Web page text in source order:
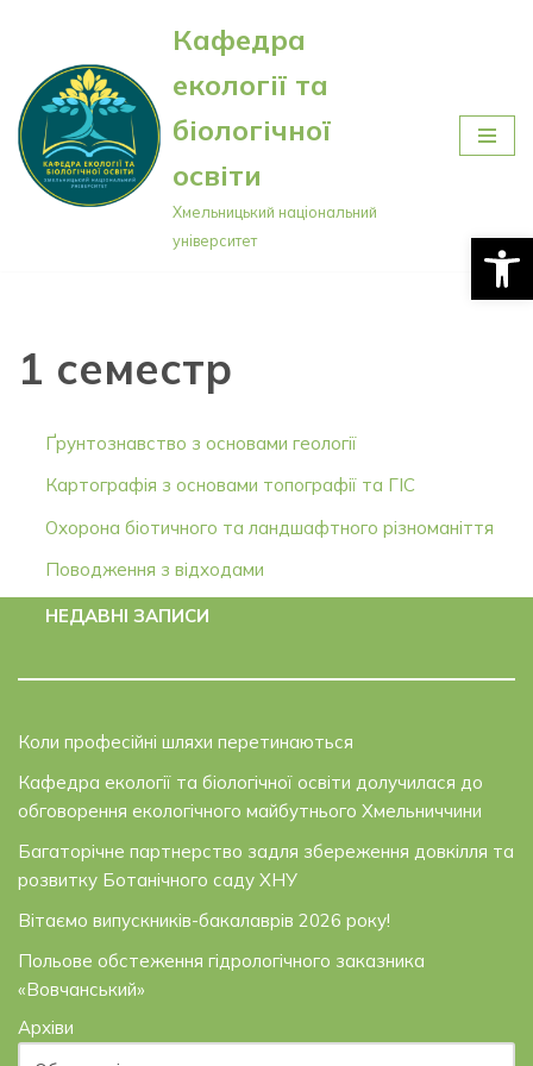
Перейти
до
вмісту
Кафедра
екології та
біологічної
освіти
Хмельницький національний
університет
1 семестр
Ґрунтознавство з основами геології
Картографія з основами топографії та ГІС
Охорона біотичного та ландшафтного різноманіття
Поводження з відходами
НЕДАВНІ ЗАПИСИ
Коли професійні шляхи перетинаються
Кафедра екології та біологічної освіти долучилася до
обговорення екологічного майбутнього Хмельниччини
Багаторічне партнерство задля збереження довкілля та
розвитку Ботанічного саду ХНУ
Вітаємо випускників-бакалаврів 2026 року!
Польове обстеження гідрологічного заказника
«Вовчанський»
Архіви